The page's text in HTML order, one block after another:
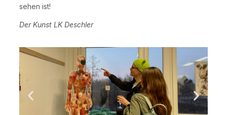
sehen ist!
Der Kunst LK Deschler